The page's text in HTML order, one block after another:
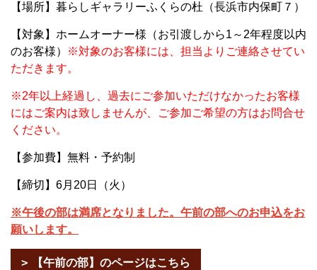
【場所】暮らしギャラリーふくらの杜（長浜市内保町７）
【対象】ホームオーナー様（お引渡しから1～2年程度以内
のお客様）
※対象のお客様には、担当よりご連絡させてい
ただきます。
※2年以上経過し、過去にご参加いただけなかったお客様
にはご案内は致しませんが、ご参加ご希望の方はお問合せ
ください。
【参加費】無料・予約制
【締切】6月20日（火）
※午後の部は満席となりました。午前の部へのお申込をお
願いします。
【午前の部】のページはこちら